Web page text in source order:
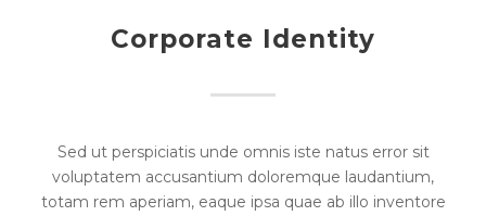
Corporate Identity
Sed ut perspiciatis unde omnis iste natus error sit
voluptatem accusantium doloremque laudantium,
totam rem aperiam, eaque ipsa quae ab illo inventore